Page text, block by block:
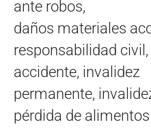
ante robos,
daños materiales
responsabilidad
accidente, invalidez
permanente,
pérdida de